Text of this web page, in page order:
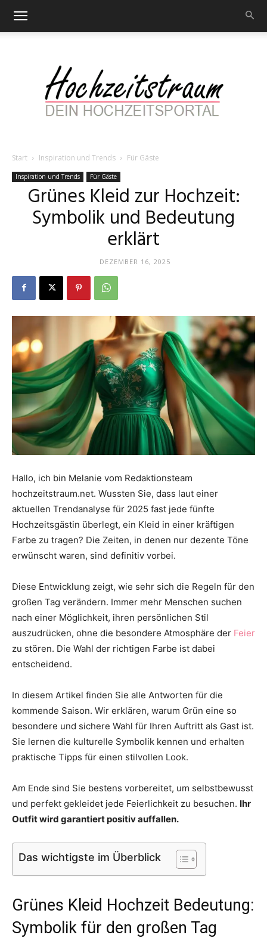
–
Portal
rund
das
Thema
Hochzeit
Start Inspiration und Trends Für Gäste
Inspiration und Trends Für Gäste
Grünes Kleid zur Hochzeit:
Symbolik und Bedeutung
erklärt
DEZEMBER 16, 2025
Hallo, ich bin Melanie vom Redaktionsteam
hochzeitstraum.net. Wussten Sie, dass laut einer
aktuellen Trendanalyse für 2025 fast jede fünfte
Hochzeitsgästin überlegt, ein Kleid in einer kräftigen
Farbe zu tragen? Die Zeiten, in denen nur dezente Töne
erwünscht waren, sind definitiv vorbei.
Diese Entwicklung zeigt, wie sehr sich die Regeln für den
großen Tag verändern. Immer mehr Menschen suchen
nach einer Möglichkeit, ihren persönlichen Stil
auszudrücken, ohne die besondere Atmosphäre der Feier
zu stören. Die Wahl der richtigen Farbe ist dabei
entscheidend.
In diesem Artikel finden Sie alle Antworten für die
kommende Saison. Wir erklären, warum Grün eine so
besondere und sichere Wahl für Ihren Auftritt als Gast ist.
Sie lernen die kulturelle Symbolik kennen und erhalten
praktische Tipps für einen stilvollen Look.
Am Ende sind Sie bestens vorbereitet, um selbstbewusst
und perfekt gekleidet jede Feierlichkeit zu besuchen. Ihr
Outfit wird garantiert positiv auffallen.
Das wichtigste im Überblick
Grünes Kleid Hochzeit Bedeutung:
Symbolik für den großen Tag